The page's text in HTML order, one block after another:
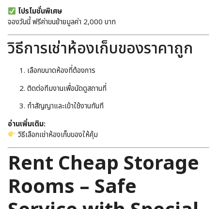
โปรโมชั่นพิเศษ
จองวันนี้ ฟรีค่าขนย้ายมูลค่า 2,000 บาท
วิธีการเช่าห้องเก็บของราคาถูก
เลือกขนาดห้องที่ต้องการ
ติดต่อทีมงานเพื่อนัดดูสถานที่
ทำสัญญาและเข้าใช้งานทันที
อ่านเพิ่มเติม:
วิธีเลือกเช่าห้องเก็บของให้คุ้ม
Rent Cheap Storage
Rooms – Safe